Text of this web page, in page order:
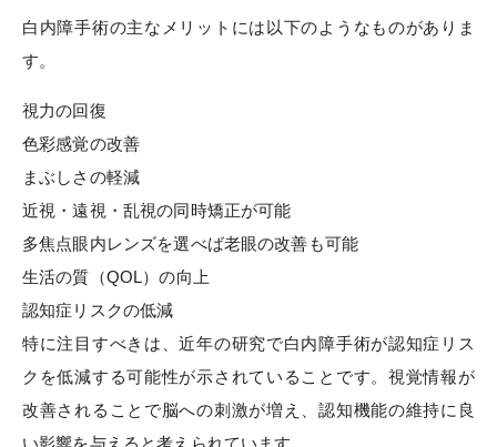
白内障手術の主なメリットには以下のようなものがありま
す。
視力の回復
色彩感覚の改善
まぶしさの軽減
近視・遠視・乱視の同時矯正が可能
多焦点眼内レンズを選べば老眼の改善も可能
生活の質（QOL）の向上
認知症リスクの低減
特に注目すべきは、近年の研究で白内障手術が認知症リス
クを低減する可能性が示されていることです。視覚情報が
改善されることで脳への刺激が増え、認知機能の維持に良
い影響を与えると考えられています。